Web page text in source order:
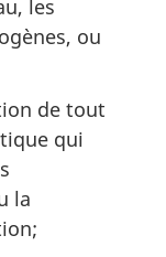
les
ou
de tout
qui
la